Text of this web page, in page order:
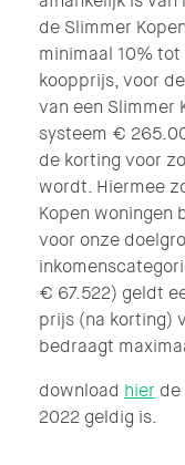
de Slimmer
minimaal 10%
koopprijs, voor
van een Slimmer
systeem €
de korting voor
wordt. Hiermee
Kopen woningen
voor onze
€ 67.522) geldt
prijs (na korting)
bedraagt
download hier de
2022 geldig is.